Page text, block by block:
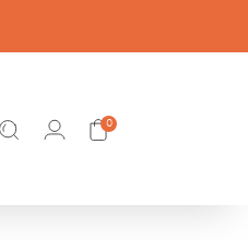
0